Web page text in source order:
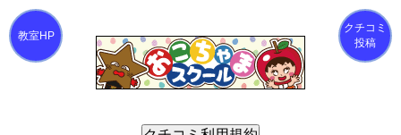
クチコミ
投稿